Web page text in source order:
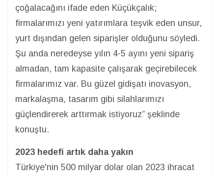
çoğalacağını ifade eden Küçükçalık;
firmalarımızı yeni yatırımlara teşvik eden unsur,
yurt dışından gelen siparişler olduğunu söyledi.
Şu anda neredeyse yılın 4-5 ayını yeni sipariş
almadan, tam kapasite çalışarak geçirebilecek
firmalarımız var. Bu güzel gidişatı inovasyon,
markalaşma, tasarım gibi silahlarımızı
güçlendirerek arttırmak istiyoruz” şeklinde
konuştu.
2023 hedefi artık daha yakın
Türkiye'nin 500 milyar dolar olan 2023 ihracat